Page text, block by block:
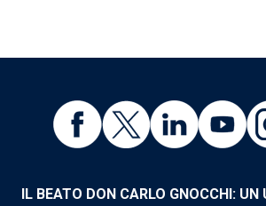
IL BEATO DON CARLO GNOCCHI: UN